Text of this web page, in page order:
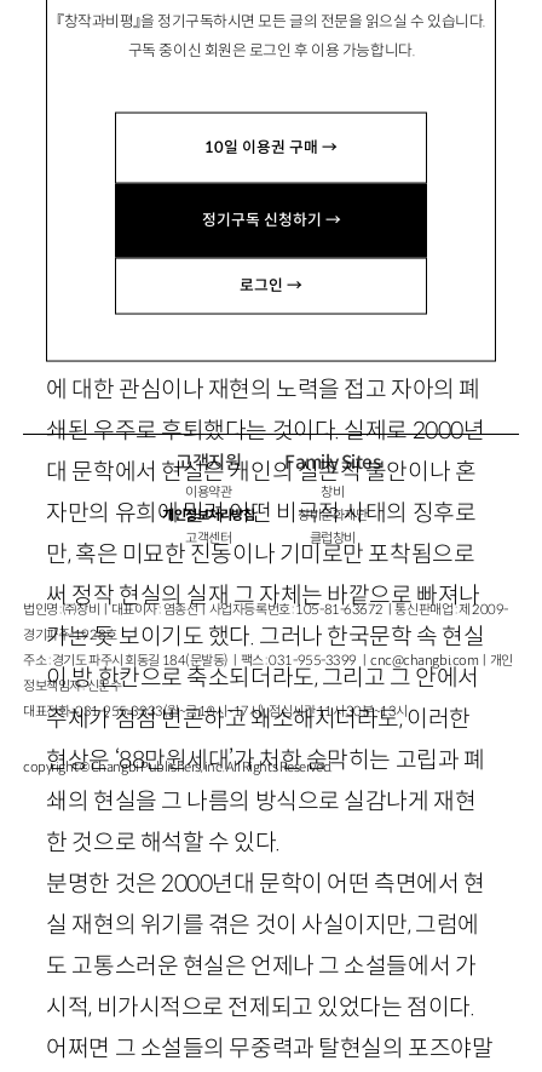
『창작과비평』을 정기구독하시면 모든 글의 전문을 읽으실 수 있습니다.
구독 중이신 회원은 로그인 후 이용 가능합니다.
10일 이용권 구매 →
정기구독 신청하기 →
로그인 →
문학평론가. 저서로 『떠도는 목소리들』 『여성, 문
이, 공역서로 『근대성의 젠더』가 있음.
stariz87@naver.com
1. 사과와 오렌지, 또다른 현실
에 대한 관심이나 재현의 노력을 접고 자아의 폐
쇄된 우주로 후퇴했다는 것이다. 실제로2000년
대 문학에서 현실은 개인의 실존적 불안이나 혼
자만의 유희에 밀려 어떤 비극적 사태의 징후로
만, 혹은 미묘한 진동이나 기미로만 포착됨으로
써 정작 현실의 실재 그 자체는 바깥으로 빠져나
가는 듯 보이기도 했다. 그러나 한국문학 속 현실
이 방 한칸으로 축소되더라도, 그리고 그 안에서
주체가 점점 빈곤하고 왜소해지더라도, 이러한
현상은 ‘88만원세대’가 처한 숨막히는 고립과 폐
쇄의 현실을 그 나름의 방식으로 실감나게 재현
한 것으로 해석할 수 있다.
분명한 것은 2000년대 문학이 어떤 측면에서 현
실 재현의 위기를 겪은 것이 사실이지만, 그럼에
도 고통스러운 현실은 언제나 그 소설들에서 가
시적, 비가시적으로 전제되고 있었다는 점이다.
어쩌면 그 소설들의 무중력과 탈현실의 포즈야말
고객지원
이용약관
개인정보처리방침
고객센터
Family Sites
창비
창비문화재단
클럽창비
법인명 : ㈜창비ㅣ대표이사 : 염종선ㅣ사업자등록번호 : 105-81-63672ㅣ통신판매업 : 제 2009-
경기파주-1928호
주소 : 경기도 파주시 회동길 184(문발동)ㅣ팩스 : 031-955-3399 ㅣcnc@changbi.com ㅣ개인
정보책임자 : 신문수
대표전화 : 031-955-3333(월~금 10시~17시), 점심시간 11시 30분~13시
copyright © Changbi Publishers, inc. All Rights Reserved.